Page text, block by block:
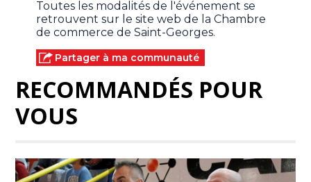
Toutes les modalités de l'événement se
retrouvent sur le site web de la Chambre
de commerce de Saint-Georges.
Partager à ma communauté
RECOMMANDÉS POUR
VOUS